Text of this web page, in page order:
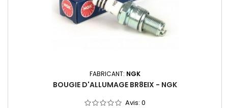
FABRICANT: NGK
BOUGIE D'ALLUMAGE BR8EIX - NGK
Avis: 0